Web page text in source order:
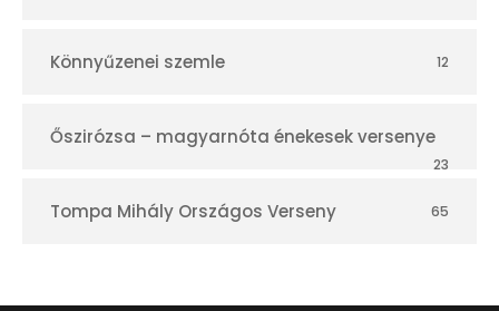
Könnyűzenei szemle 12
Őszirózsa – magyarnóta énekesek versenye
23
Tompa Mihály Országos Verseny 65